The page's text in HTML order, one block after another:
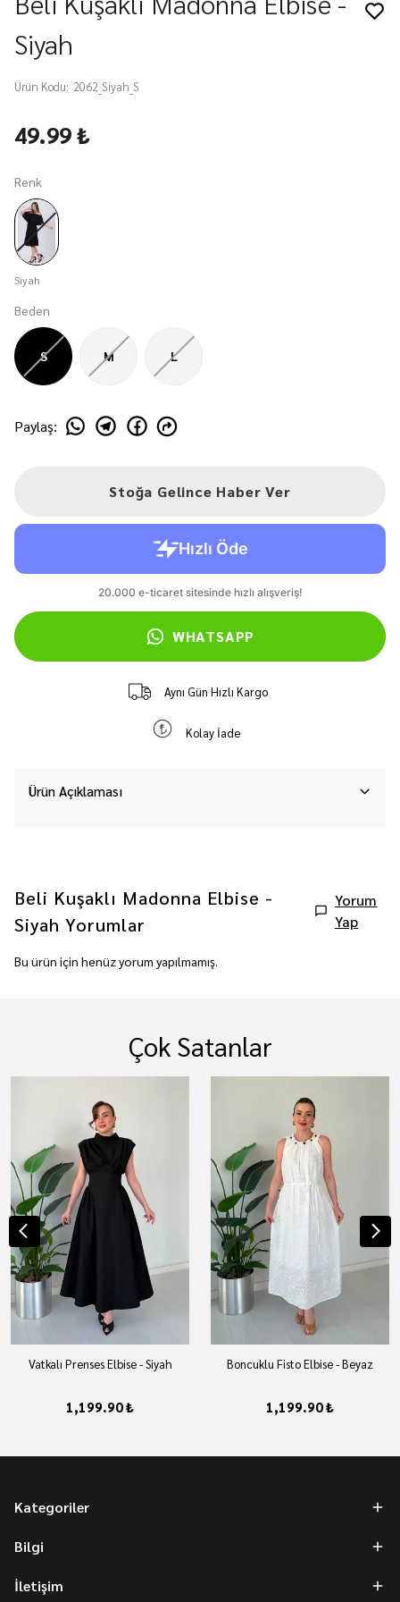
Siyah
Ürün Kodu: 2062_Siyah_S
49.99 ₺
Renk
Siyah
Beden
S M L
Paylaş:
Stoğa Gelince Haber Ver
WHATSAPP
Aynı Gün Hızlı Kargo
Kolay İade
Ürün Açıklaması
Beli Kuşaklı Madonna Elbise -
Siyah Yorumlar
Yorum
Yap
Bu ürün için henüz yorum yapılmamış.
Çok Satanlar
Vatkalı Prenses Elbise - Siyah
1,199.90 ₺
Boncuklu Fisto Elbise - Beyaz
1,199.90 ₺
Kategoriler
Bilgi
İletişim